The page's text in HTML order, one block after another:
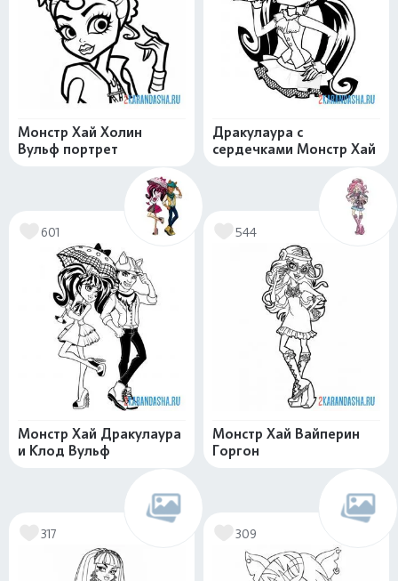
Монстр Хай Холин
Вульф портрет
Дракулаура с
сердечками Монстр Хай
601
Монстр Хай Дракулаура
и Клод Вульф
544
Монстр Хай Вайперин
Горгон
317 309